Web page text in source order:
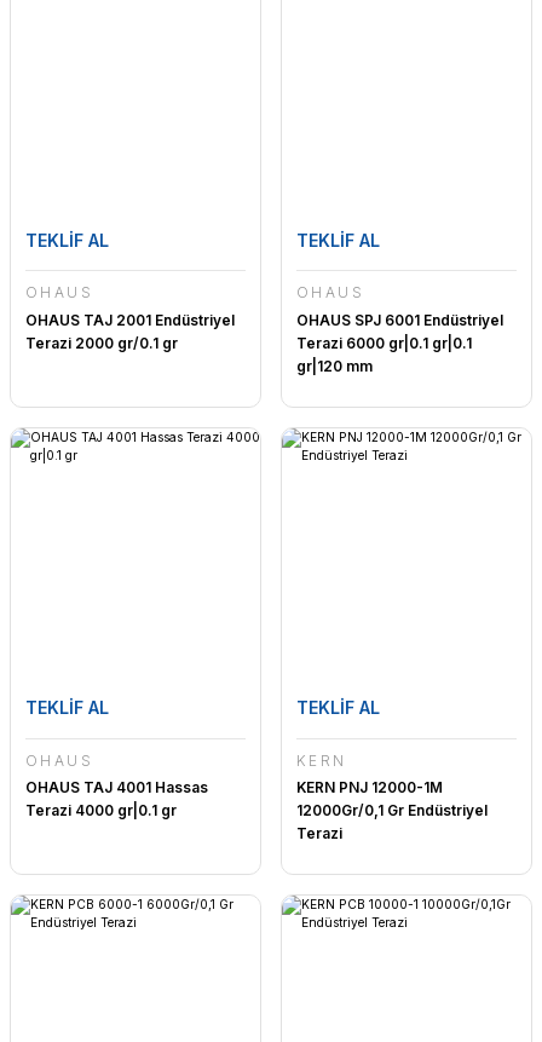
TEKLİF AL
OHAUS
OHAUS TAJ 2001 Endüstriyel
Terazi 2000 gr/0.1 gr
TEKLİF AL
OHAUS
OHAUS SPJ 6001 Endüstriyel
Terazi 6000 gr|0.1 gr|0.1
gr|120 mm
TEKLİF AL
OHAUS
OHAUS TAJ 4001 Hassas
Terazi 4000 gr|0.1 gr
TEKLİF AL
KERN
KERN PNJ 12000-1M
12000Gr/0,1 Gr Endüstriyel
Terazi